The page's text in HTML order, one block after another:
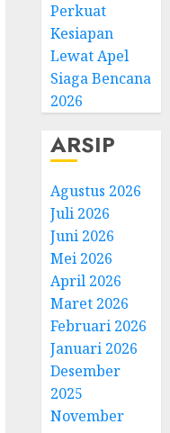
Perkuat
Kesiapan
Lewat Apel
Siaga Bencana
2026
ARSIP
Agustus 2026
Juli 2026
Juni 2026
Mei 2026
April 2026
Maret 2026
Februari 2026
Januari 2026
Desember
2025
November